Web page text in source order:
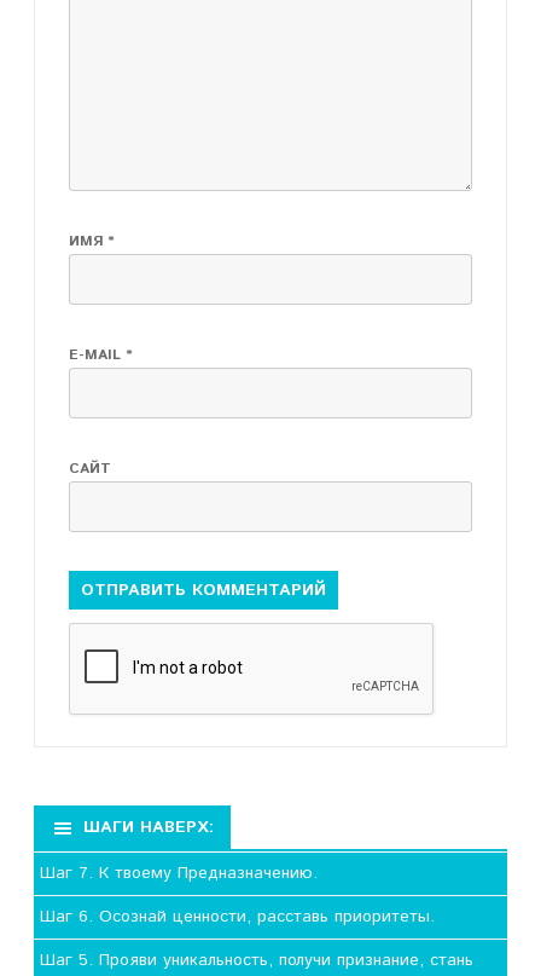
ИМЯ *
E-MAIL *
САЙТ
ШАГИ НАВЕРХ:
Шаг 7. К твоему Предназначению.
Шаг 6. Осознай ценности, расставь приоритеты.
Шаг 5. Прояви уникальность, получи признание, стань